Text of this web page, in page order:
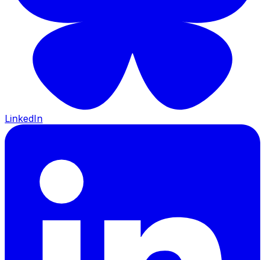
LinkedIn